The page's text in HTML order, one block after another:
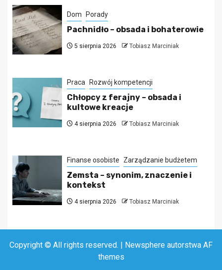
Dom Porady
Pachnidło – obsada i bohaterowie
5 sierpnia 2026 Tobiasz Marciniak
Praca Rozwój kompetencji
Chłopcy z ferajny – obsada i
kultowe kreacje
4 sierpnia 2026 Tobiasz Marciniak
Finanse osobiste Zarządzanie budżetem
Zemsta – synonim, znaczenie i
kontekst
4 sierpnia 2026 Tobiasz Marciniak
Copyright © All rights reserved. | Newsphere autorstwa AF
themes